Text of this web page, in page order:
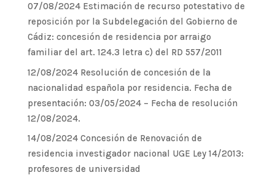
07/08/2024 Estimación de recurso potestativo de
reposición por la Subdelegación del Gobierno de
Cádiz: concesión de residencia por arraigo
familiar del art. 124.3 letra c) del RD 557/2011
12/08/2024 Resolución de concesión de la
nacionalidad española por residencia. Fecha de
presentación: 03/05/2024 – Fecha de resolución
12/08/2024.
14/08/2024 Concesión de Renovación de
residencia investigador nacional UGE Ley 14/2013:
profesores de universidad